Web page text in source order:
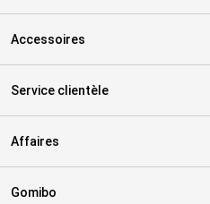
Accessoires
Service clientèle
Affaires
Gomibo